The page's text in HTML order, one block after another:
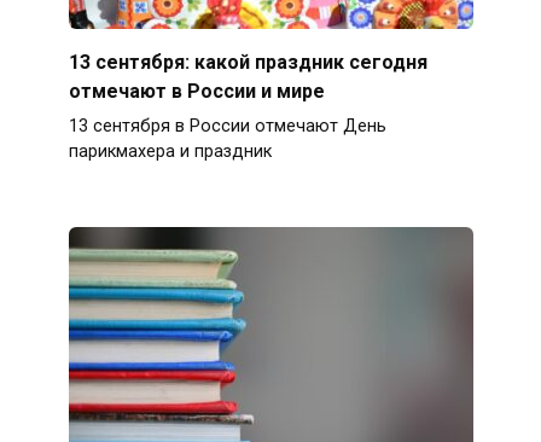
13 сентября: какой праздник сегодня
отмечают в России и мире
13 сентября в России отмечают День
парикмахера и праздник